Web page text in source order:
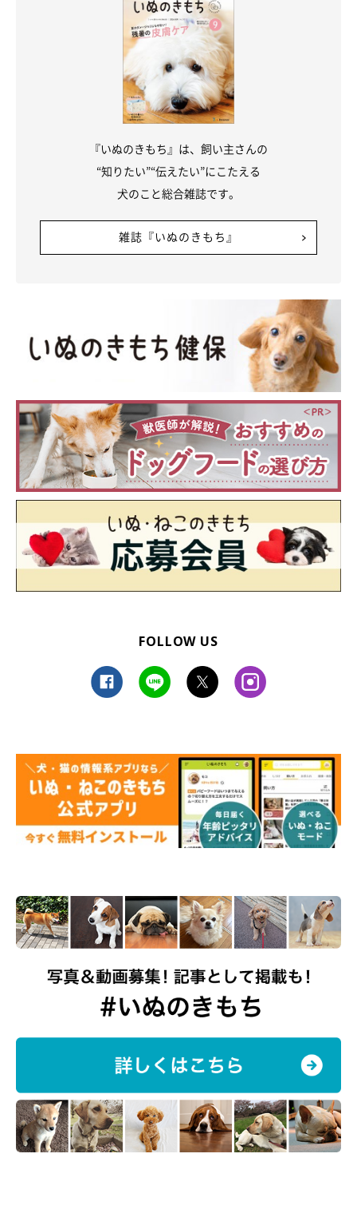
『いぬのきもち』は、飼い主さんの
“知りたい”“伝えたい”にこたえる
犬のこと総合雑誌です。
雑誌『いぬのきもち』
FOLLOW US